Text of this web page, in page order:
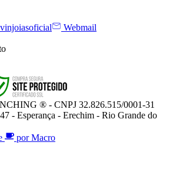
Webmail
® - CNPJ 32.826.515/0001-31
- Esperança - Erechim - Rio Grande do
por Macro